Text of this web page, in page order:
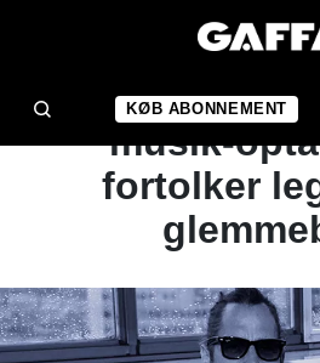
KØB ABONNEMENT
NYHED
Chris
musik-
fortolker